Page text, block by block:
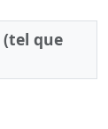
(tel que